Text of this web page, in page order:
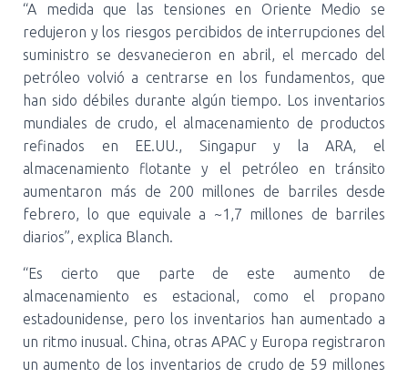
“A medida que las tensiones en Oriente Medio se
redujeron y los riesgos percibidos de interrupciones del
suministro se desvanecieron en abril, el mercado del
petróleo volvió a centrarse en los fundamentos, que
han sido débiles durante algún tiempo. Los inventarios
mundiales de crudo, el almacenamiento de productos
refinados en EE.UU., Singapur y la ARA, el
almacenamiento flotante y el petróleo en tránsito
aumentaron más de 200 millones de barriles desde
febrero, lo que equivale a ~1,7 millones de barriles
diarios”, explica Blanch.
“Es cierto que parte de este aumento de
almacenamiento es estacional, como el propano
estadounidense, pero los inventarios han aumentado a
un ritmo inusual. China, otras APAC y Europa registraron
un aumento de los inventarios de crudo de 59 millones